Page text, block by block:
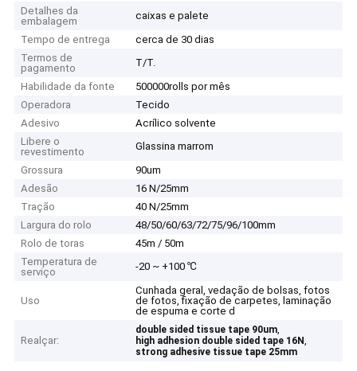
Detalhes da
embalagem
caixas e palete
Tempo de entrega
cerca de 30 dias
Termos de
pagamento
T/T.
Habilidade da fonte
500000rolls por mês
Operadora
Tecido
Adesivo
Acrílico solvente
Libere o
revestimento
Glassina marrom
Grossura
90um
Adesão
16 N/25mm
Tração
40 N/25mm
Largura do rolo
48/50/60/63/72/75/96/100mm
Rolo de toras
45m / 50m
Temperatura de
serviço
-20 ~ +100 ℃
Uso
Cunhada geral, vedação de bolsas, fotos
de fotos, fixação de carpetes, laminação
de espuma e corte d
Realçar:
double sided tissue tape 90um,
high adhesion double sided tape 16N,
strong adhesive tissue tape 25mm